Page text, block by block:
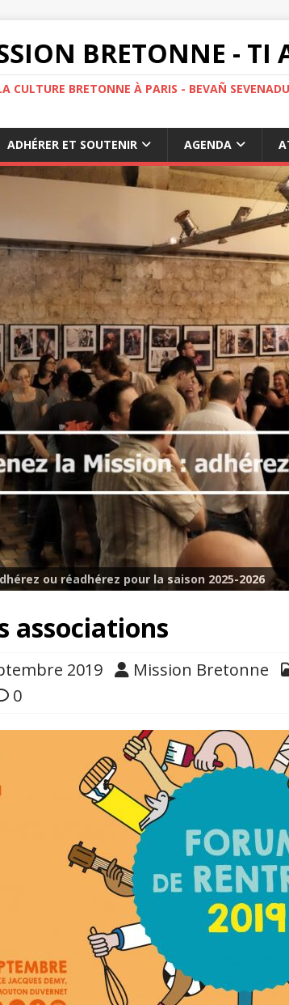
BRETONNE - TI
CULTURE BRETONNE À PARIS - BEVAÑ
ADHÉRER ET SOUTENIR AGENDA
ou réadhérez pour la saison 2025-2026
associations
2019 Mission Bretonne
0